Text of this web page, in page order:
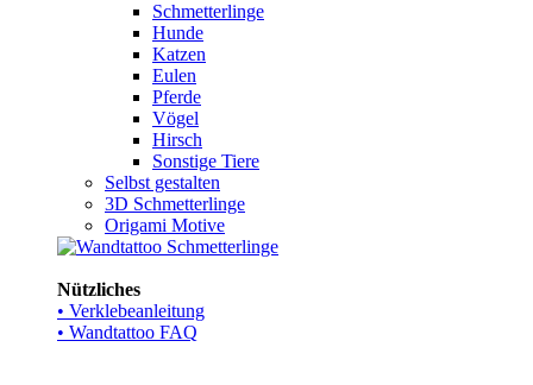
Schmetterlinge
Hunde
Katzen
Eulen
Pferde
Vögel
Hirsch
Sonstige Tiere
Selbst gestalten
3D Schmetterlinge
Origami Motive
Nützliches
• Verklebeanleitung
• Wandtattoo FAQ